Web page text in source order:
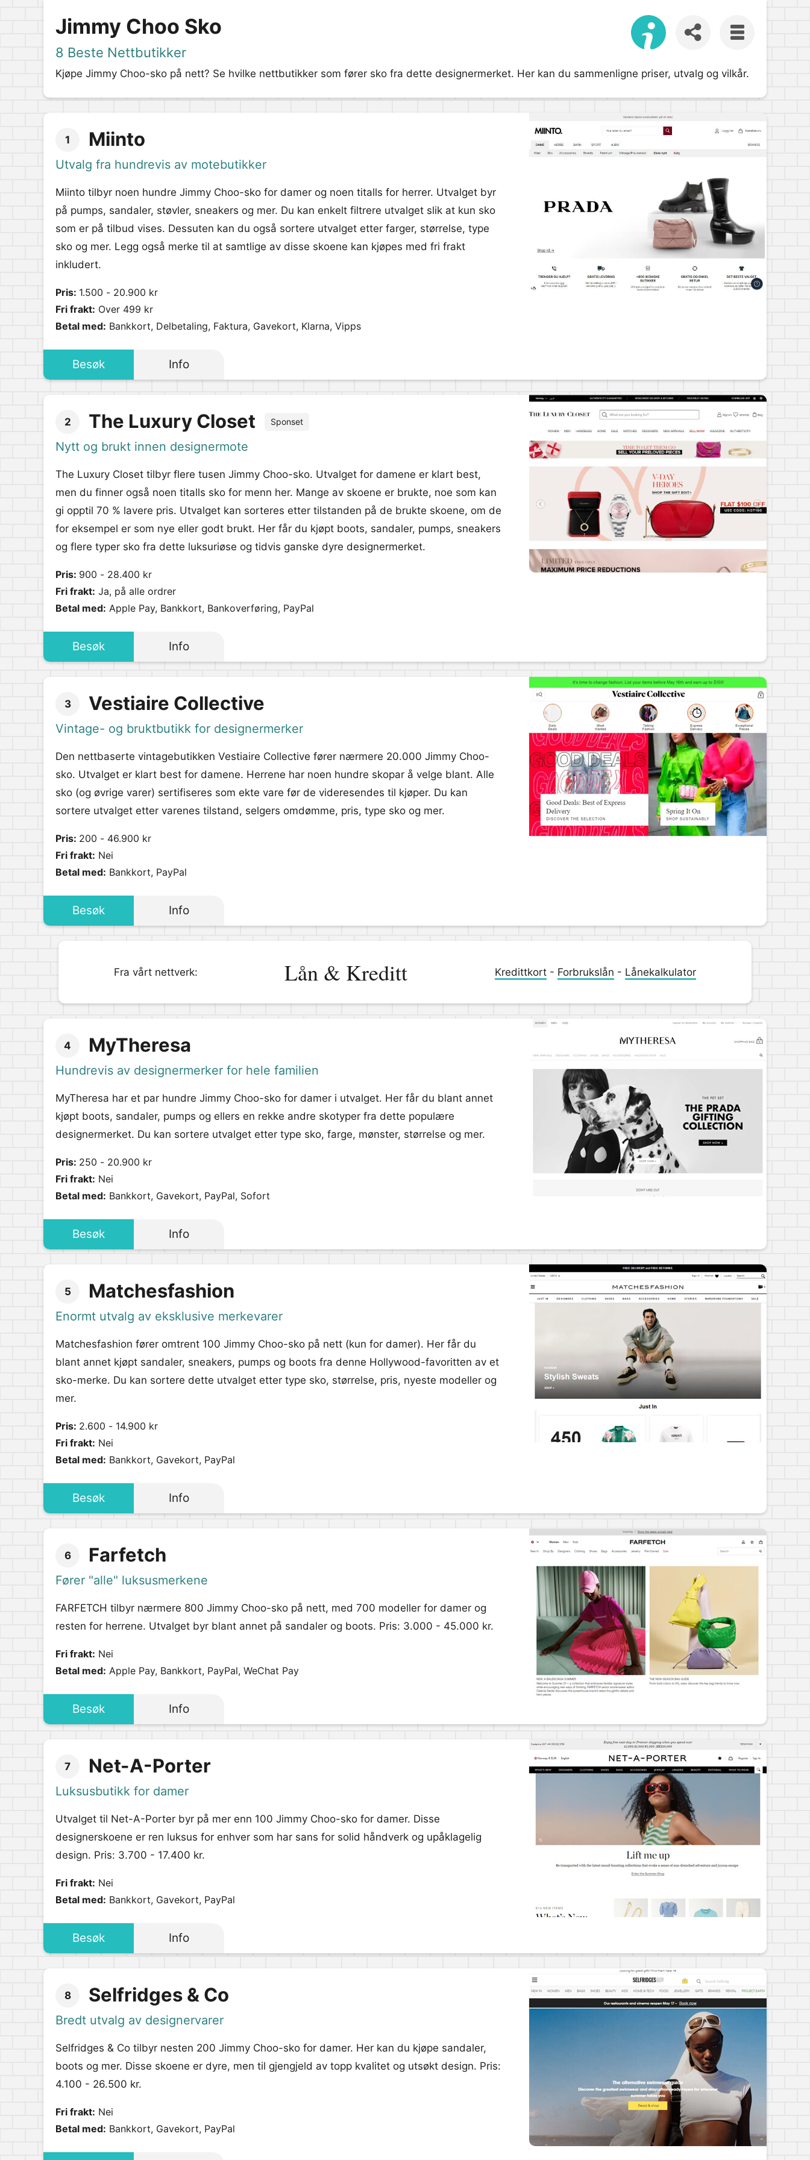
Jimmy Choo Sko
8 Beste Nettbutikker
Kjøpe Jimmy Choo-sko på nett? Se hvilke nettbutikker som fører sko fra dette designermerket. Her kan du sammenligne priser, utvalg og vilkår.
1 Miinto
Utvalg fra hundrevis av motebutikker
Miinto tilbyr noen hundre Jimmy Choo-sko for damer og noen titalls for herrer. Utvalget byr
på pumps, sandaler, støvler, sneakers og mer. Du kan enkelt filtrere utvalget slik at kun sko
som er på tilbud vises. Dessuten kan du også sortere utvalget etter farger, størrelse, type
sko og mer. Legg også merke til at samtlige av disse skoene kan kjøpes med fri frakt
inkludert.
Pris: 1.500 - 20.900 kr
Fri frakt: Over 499 kr
Betal med: Bankkort, Delbetaling, Faktura, Gavekort, Klarna, Vipps
Besøk Info
2 The Luxury Closet Sponset
Nytt og brukt innen designermote
The Luxury Closet tilbyr flere tusen Jimmy Choo-sko. Utvalget for damene er klart best,
men du finner også noen titalls sko for menn her. Mange av skoene er brukte, noe som kan
gi opptil 70 % lavere pris. Utvalget kan sorteres etter tilstanden på de brukte skoene, om de
for eksempel er som nye eller godt brukt. Her får du kjøpt boots, sandaler, pumps, sneakers
og flere typer sko fra dette luksuriøse og tidvis ganske dyre designermerket.
Pris: 900 - 28.400 kr
Fri frakt: Ja, på alle ordrer
Betal med: Apple Pay, Bankkort, Bankoverføring, PayPal
Besøk Info
3 Vestiaire Collective
Vintage- og bruktbutikk for designermerker
Den nettbaserte vintagebutikken Vestiaire Collective fører nærmere 20.000 Jimmy Choo-
sko. Utvalget er klart best for damene. Herrene har noen hundre skopar å velge blant. Alle
sko (og øvrige varer) sertifiseres som ekte vare før de videresendes til kjøper. Du kan
sortere utvalget etter varenes tilstand, selgers omdømme, pris, type sko og mer.
Pris: 200 - 46.900 kr
Fri frakt: Nei
Betal med: Bankkort, PayPal
Besøk Info
Fra vårt nettverk: Lån & Kreditt Kredittkort- Forbrukslån - Lånekalkulator
4 MyTheresa
Hundrevis av designermerker for hele familien
MyTheresa har et par hundre Jimmy Choo-sko for damer i utvalget. Her får du blant annet
kjøpt boots, sandaler, pumps og ellers en rekke andre skotyper fra dette populære
designermerket. Du kan sortere utvalget etter type sko, farge, mønster, størrelse og mer.
Pris: 250 - 20.900 kr
Fri frakt: Nei
Betal med: Bankkort, Gavekort, PayPal, Sofort
Besøk Info
5 Matchesfashion
Enormt utvalg av eksklusive merkevarer
Matchesfashion fører omtrent 100 Jimmy Choo-sko på nett (kun for damer). Her får du
blant annet kjøpt sandaler, sneakers, pumps og boots fra denne Hollywood-favoritten av et
sko-merke. Du kan sortere dette utvalget etter type sko, størrelse, pris, nyeste modeller og
mer.
Pris: 2.600 - 14.900 kr
Fri frakt: Nei
Betal med: Bankkort, Gavekort, PayPal
Besøk Info
6 Farfetch
Fører "alle" luksusmerkene
FARFETCH tilbyr nærmere 800 Jimmy Choo-sko på nett, med 700 modeller for damer og
resten for herrene. Utvalget byr blant annet på sandaler og boots. Pris: 3.000 - 45.000 kr.
Fri frakt: Nei
Betal med: Apple Pay, Bankkort, PayPal, WeChat Pay
Besøk Info
7 Net-A-Porter
Luksusbutikk for damer
Utvalget til Net-A-Porter byr på mer enn 100 Jimmy Choo-sko for damer. Disse
designerskoene er ren luksus for enhver som har sans for solid håndverk og upåklagelig
design. Pris: 3.700 - 17.400 kr.
Fri frakt: Nei
Betal med: Bankkort, Gavekort, PayPal
Besøk Info
8 Selfridges & Co
Bredt utvalg av designervarer
Selfridges & Co tilbyr nesten 200 Jimmy Choo-sko for damer. Her kan du kjøpe sandaler,
boots og mer. Disse skoene er dyre, men til gjengjeld av topp kvalitet og utsøkt design. Pris:
4.100 - 26.500 kr.
Fri frakt: Nei
Betal med: Bankkort, Gavekort, PayPal